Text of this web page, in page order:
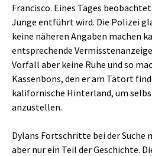
Francisco. Eines Tages
Junge entführt wird. Die Polizei
keine näheren Angaben machen
entsprechende
Vorfall aber keine Ruhe und so
Kassenbons, den er am Tatort
kalifornische Hinterland, um
anzustellen.
Dylans Fortschritte bei der Suche
aber nur ein Teil der Geschichte.